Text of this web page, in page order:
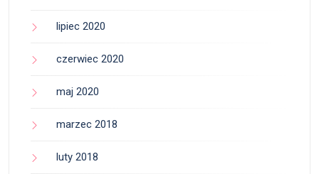
lipiec 2020
czerwiec 2020
maj 2020
marzec 2018
luty 2018